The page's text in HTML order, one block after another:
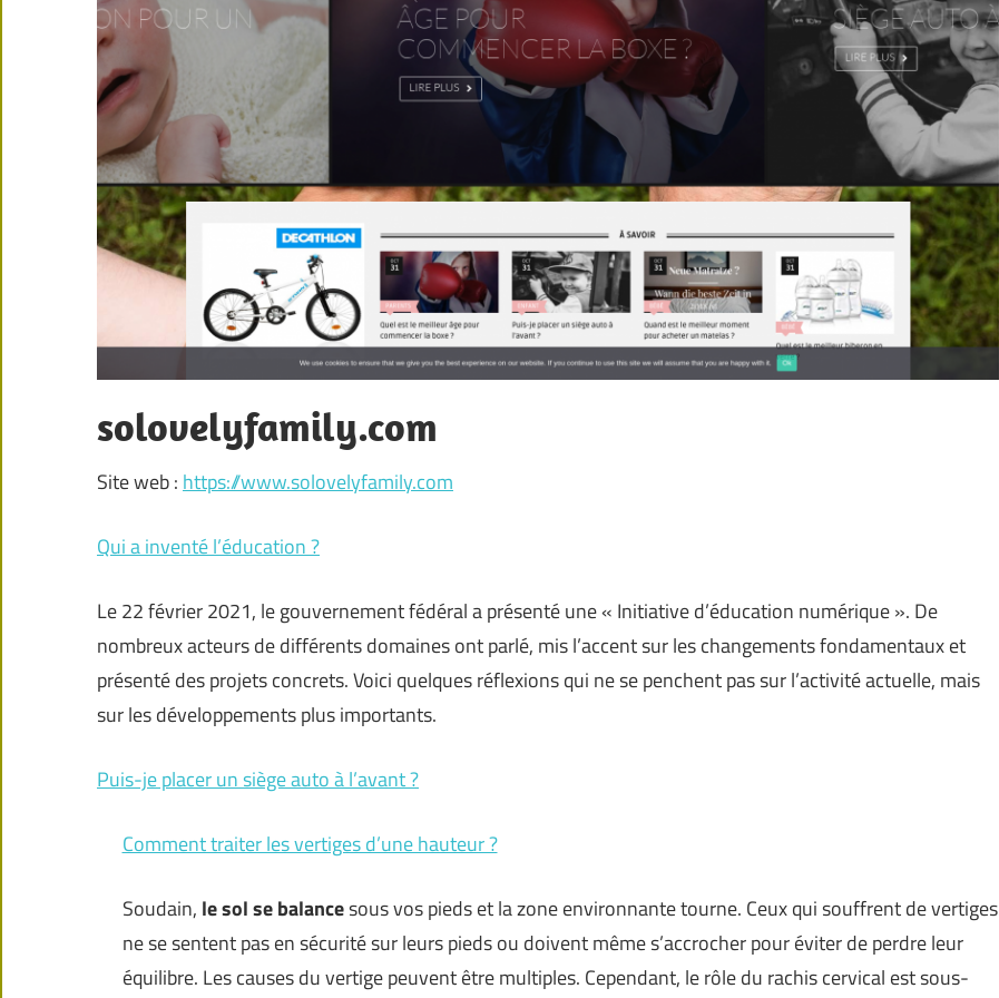
solovelyfamily.com
Site web : https://www.solovelyfamily.com
Qui a inventé l’éducation ?
Le 22 février 2021, le gouvernement fédéral a présenté une « Initiative d’éducation numérique ». De
nombreux acteurs de différents domaines ont parlé, mis l’accent sur les changements fondamentaux et
présenté des projets concrets. Voici quelques réflexions qui ne se penchent pas sur l’activité actuelle, mais
sur les développements plus importants.
Puis-je placer un siège auto à l’avant ?
Comment traiter les vertiges d’une hauteur ?
Soudain, le sol se balancesous vos pieds et la zone environnante tourne. Ceux qui souffrent de vertiges
ne se sentent pas en sécurité sur leurs pieds ou doivent même s’accrocher pour éviter de perdre leur
équilibre. Les causes du vertige peuvent être multiples. Cependant, le rôle du rachis cervical est sous-